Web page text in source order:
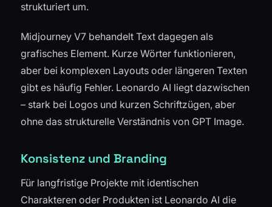
strukturiert um.
Midjourney V7 behandelt Text dagegen als
grafisches Element. Kurze Wörter funktionieren,
aber bei komplexen Layouts oder längeren Texten
gibt es häufig Fehler. Leonardo AI liegt dazwischen
– stark bei Logos und kurzen Schriftzügen, aber
ohne das strukturelle Verständnis von GPT Image.
Konsistenz und Branding
Für langfristige Projekte mit identischen
Charakteren oder Produkten ist Leonardo AI die